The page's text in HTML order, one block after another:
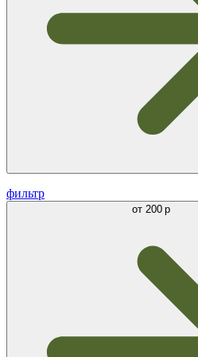
фильтр
от 200 р